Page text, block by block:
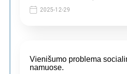
2025-12-29
Vienišumo problema
namuose.